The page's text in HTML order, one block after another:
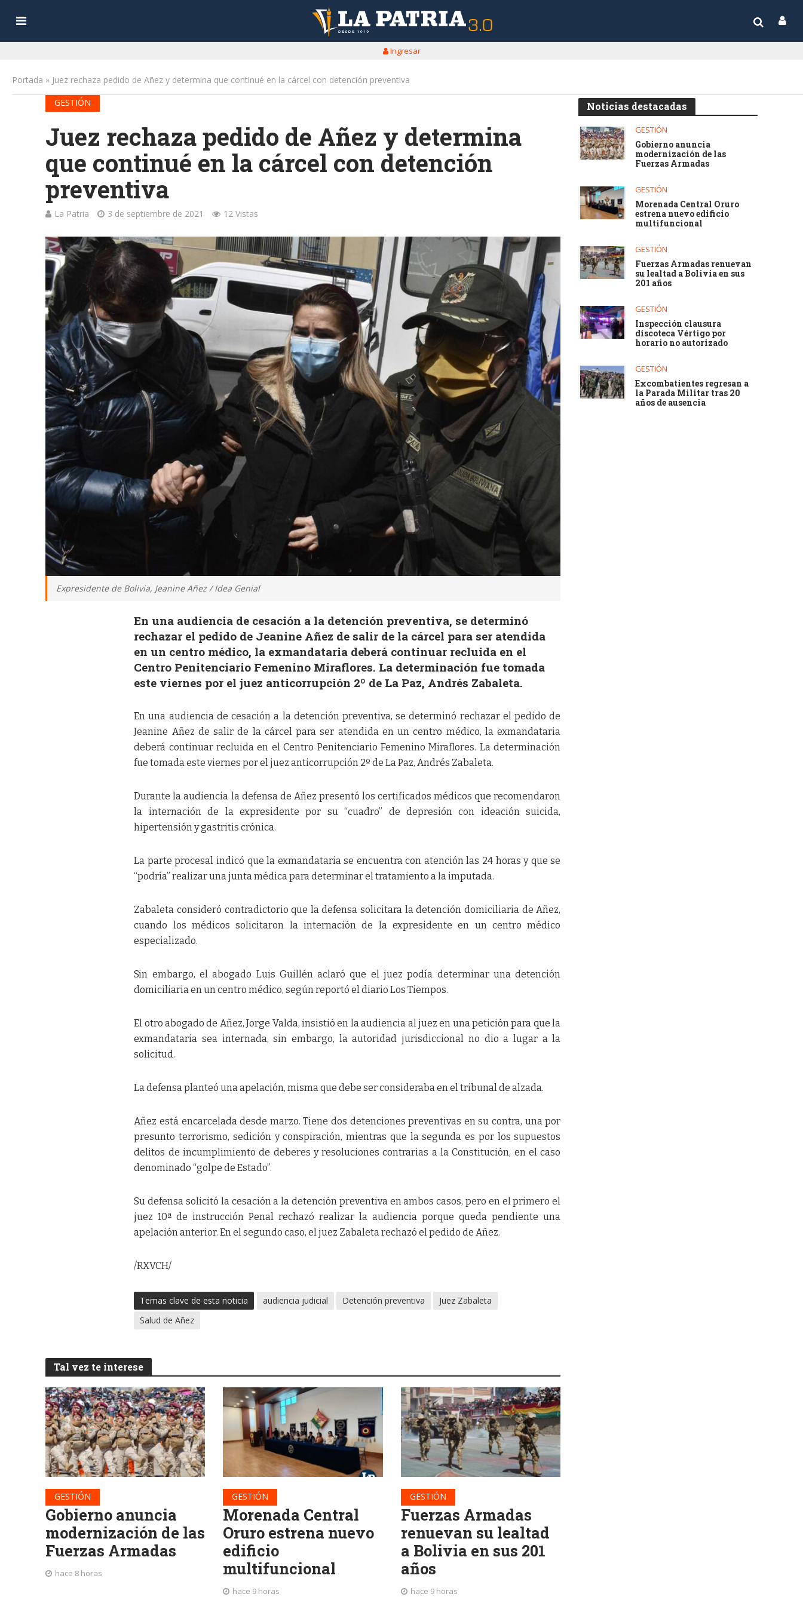
Ingresar
Portada » Juez rechaza pedido de Añez y determina que continué en la cárcel con detención preventiva
GESTIÓN
Juez rechaza pedido de Añez y determina
que continué en la cárcel con detención
preventiva
La Patria 3 de septiembre de 2021 12 Vistas
Expresidente de Bolivia, Jeanine Añez / Idea Genial
En una audiencia de cesación a la detención preventiva, se determinó
rechazar el pedido de Jeanine Añez de salir de la cárcel para ser atendida
en un centro médico, la exmandataria deberá continuar recluida en el
Centro Penitenciario Femenino Miraflores. La determinación fue tomada
este viernes por el juez anticorrupción 2º de La Paz, Andrés Zabaleta.
En una audiencia de cesación a la detención preventiva, se determinó rechazar el pedido de
Jeanine Añez de salir de la cárcel para ser atendida en un centro médico, la exmandataria
deberá continuar recluida en el Centro Penitenciario Femenino Miraflores. La determinación
fue tomada este viernes por el juez anticorrupción 2º de La Paz, Andrés Zabaleta.
Durante la audiencia la defensa de Añez presentó los certificados médicos que recomendaron
la internación de la expresidente por su “cuadro” de depresión con ideación suicida,
hipertensión y gastritis crónica.
La parte procesal indicó que la exmandataria se encuentra con atención las 24 horas y que se
“podría” realizar una junta médica para determinar el tratamiento a la imputada.
Zabaleta consideró contradictorio que la defensa solicitara la detención domiciliaria de Añez,
cuando los médicos solicitaron la internación de la expresidente en un centro médico
especializado.
Sin embargo, el abogado Luis Guillén aclaró que el juez podía determinar una detención
domiciliaria en un centro médico, según reportó el diario Los Tiempos.
El otro abogado de Añez, Jorge Valda, insistió en la audiencia al juez en una petición para que la
exmandataria sea internada, sin embargo, la autoridad jurisdiccional no dio a lugar a la
solicitud.
La defensa planteó una apelación, misma que debe ser consideraba en el tribunal de alzada.
Añez está encarcelada desde marzo. Tiene dos detenciones preventivas en su contra, una por
presunto terrorismo, sedición y conspiración, mientras que la segunda es por los supuestos
delitos de incumplimiento de deberes y resoluciones contrarias a la Constitución, en el caso
denominado “golpe de Estado”.
Su defensa solicitó la cesación a la detención preventiva en ambos casos, pero en el primero el
juez 10ª de instrucción Penal rechazó realizar la audiencia porque queda pendiente una
apelación anterior. En el segundo caso, el juez Zabaleta rechazó el pedido de Añez.
/RXVCH/
Temas clave de esta noticia audiencia judicial Detención preventiva
Juez Zabaleta
Salud de Añez
Tal vez te interese
GESTIÓN
Gobierno anuncia
modernización de las
Fuerzas Armadas
hace 8 horas
GESTIÓN
Morenada Central
Oruro estrena nuevo
edificio
multifuncional
hace 9 horas
GESTIÓN
Fuerzas Armadas
renuevan su lealtad
a Bolivia en sus 201
años
hace 9 horas
Noticias destacadas
GESTIÓN
Gobierno anuncia
modernización de las
Fuerzas Armadas
GESTIÓN
Morenada Central Oruro
estrena nuevo edificio
multifuncional
GESTIÓN
Fuerzas Armadas renuevan
su lealtad a Bolivia en sus
201 años
GESTIÓN
Inspección clausura
discoteca Vértigo por
horario no autorizado
GESTIÓN
Excombatientes regresan a
la Parada Militar tras 20
años de ausencia